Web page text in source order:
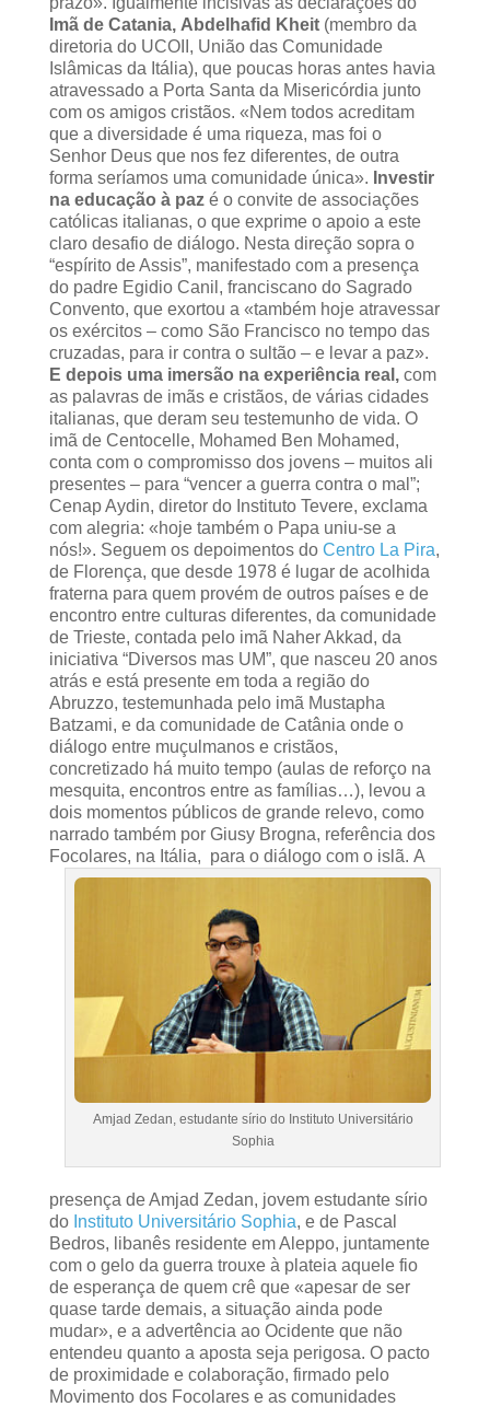
Imã de Catania, Abdelhafid Kheit (membro da
diretoria do UCOII, União das Comunidade
Islâmicas da Itália), que poucas horas antes havia
atravessado a Porta Santa da Misericórdia junto
com os amigos cristãos. «Nem todos acreditam
que a diversidade é uma riqueza, mas foi o
Senhor Deus que nos fez diferentes, de outra
forma seríamos uma comunidade única». Investir
na educação à pazé o convite de associações
católicas italianas, o que exprime o apoio a este
claro desafio de diálogo. Nesta direção sopra o
“espírito de Assis”, manifestado com a presença
do padre Egidio Canil, franciscano do Sagrado
Convento, que exortou a «também hoje atravessar
os exércitos – como São Francisco no tempo das
cruzadas, para ir contra o sultão – e levar a paz».
E depois uma imersão na experiência real,com
as palavras de imãs e cristãos, de várias cidades
italianas, que deram seu testemunho de vida. O
imã de Centocelle, Mohamed Ben Mohamed,
conta com o compromisso dos jovens – muitos ali
presentes – para “vencer a guerra contra o mal”;
Cenap Aydin, diretor do Instituto Tevere, exclama
com alegria: «hoje também o Papa uniu-se a
nós!». Seguem os depoimentos do Centro La Pira,
de Florença, que desde 1978 é lugar de acolhida
fraterna para quem provém de outros países e de
encontro entre culturas diferentes, da comunidade
de Trieste, contada pelo imã Naher Akkad, da
iniciativa “Diversos mas UM”, que nasceu 20 anos
atrás e está presente em toda a região do
Abruzzo, testemunhada pelo imã Mustapha
Batzami, e da comunidade de Catânia onde o
diálogo entre muçulmanos e cristãos,
concretizado há muito tempo (aulas de reforço na
mesquita, encontros entre as famílias…), levou a
dois momentos públicos de grande relevo, como
narrado também por Giusy Brogna, referência dos
Focolares, na Itália, para o diálogo com o islã.
Amjad Zedan, estudante sírio do Instituto Universitário
Sophia
A
presença de Amjad Zedan, jovem estudante sírio
do Instituto Universitário Sophia, e de Pascal
Bedros, libanês residente em Aleppo, juntamente
com o gelo da guerra trouxe à plateia aquele fio
de esperança de quem crê que «apesar de ser
quase tarde demais, a situação ainda pode
mudar», e a advertência ao Ocidente que não
entendeu quanto a aposta seja perigosa. O pacto
de proximidade e colaboração, firmado pelo
Movimento dos Focolares e as comunidades